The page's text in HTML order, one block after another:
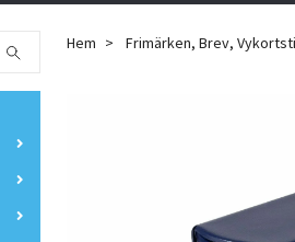
Hem Frimärken, Brev,